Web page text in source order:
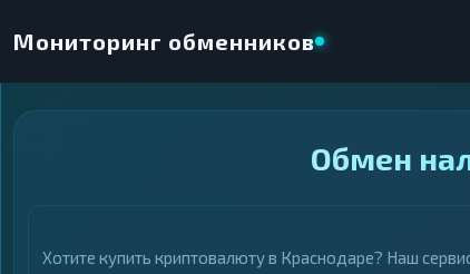
Мониторинг обменников
Обмен
Хотите купить криптовалюту в Краснодаре? Наш
×